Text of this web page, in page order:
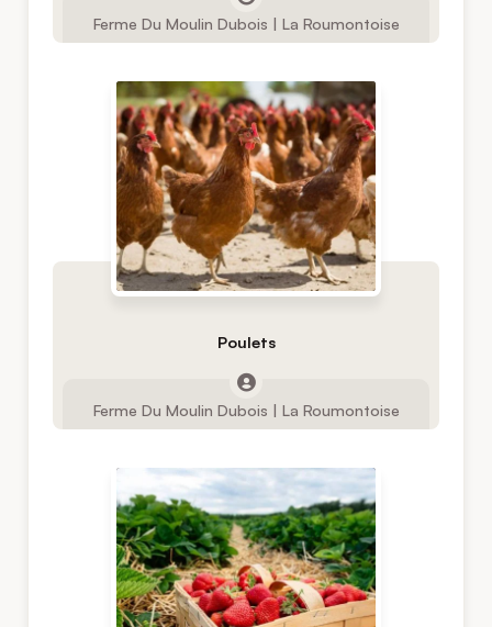
Ferme Du Moulin Dubois | La Roumontoise
Poulets
Ferme Du Moulin Dubois | La Roumontoise